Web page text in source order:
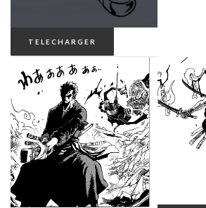
TELECHARGER